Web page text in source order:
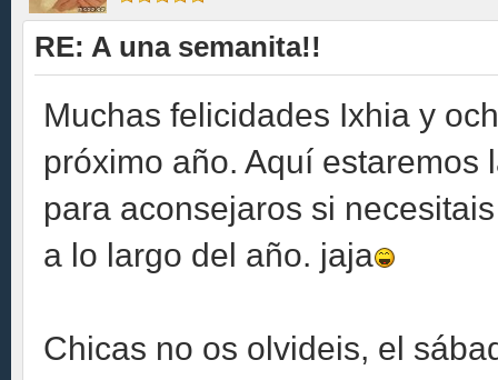
RE: A una semanita!!
Muchas felicidades Ixhia y
próximo año. Aquí
para aconsejaros si
a lo largo del año. jaja
Chicas no os olvideis, el